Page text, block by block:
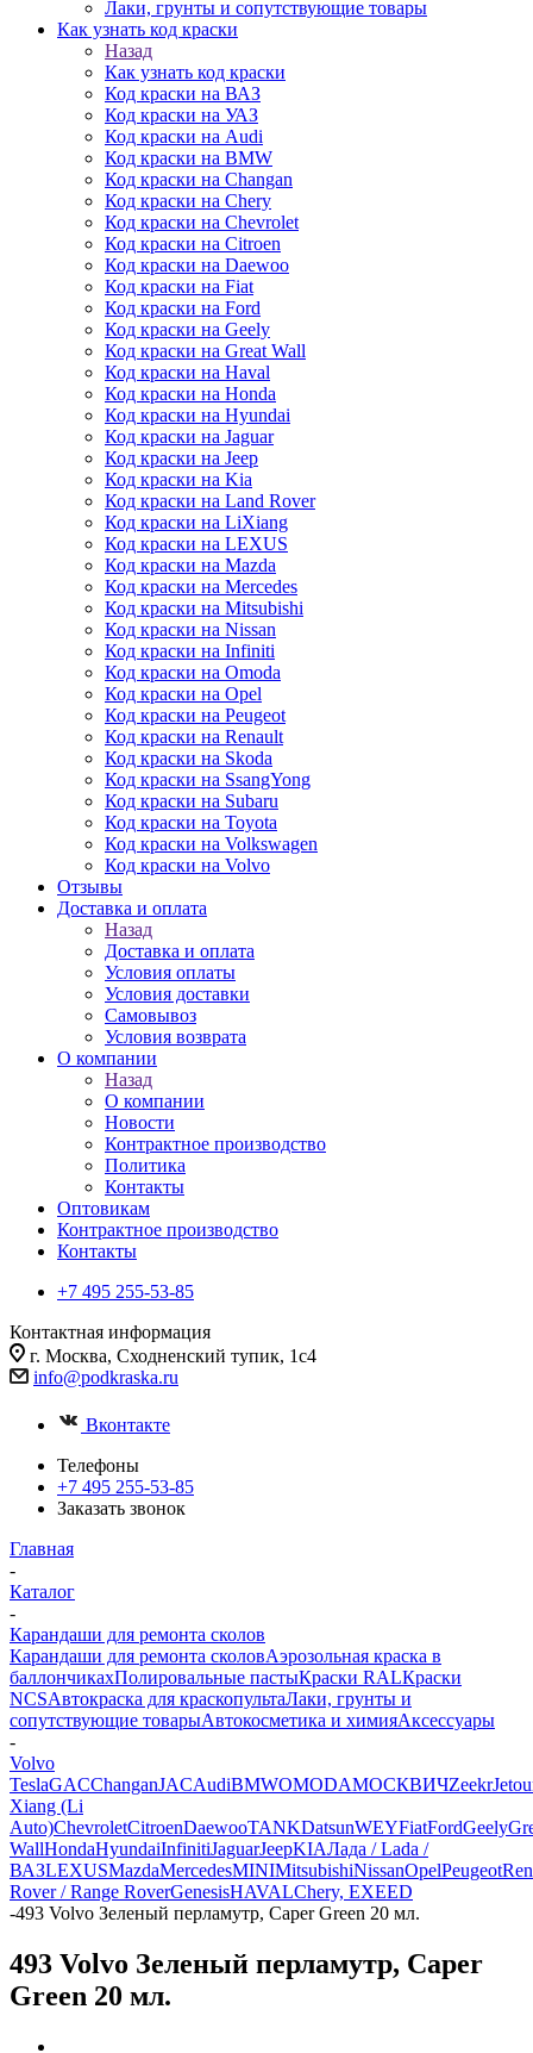
Лаки, грунты и сопутствующие товары
Как узнать код краски
Назад
Как узнать код краски
Код краски на ВАЗ
Код краски на УАЗ
Код краски на Audi
Код краски на BMW
Код краски на Changan
Код краски на Chery
Код краски на Chevrolet
Код краски на Citroen
Код краски на Daewoo
Код краски на Fiat
Код краски на Ford
Код краски на Geely
Код краски на Great Wall
Код краски на Haval
Код краски на Honda
Код краски на Hyundai
Код краски на Jaguar
Код краски на Jeep
Код краски на Kia
Код краски на Land Rover
Код краски на LiXiang
Код краски на LEXUS
Код краски на Mazda
Код краски на Mercedes
Код краски на Mitsubishi
Код краски на Nissan
Код краски на Infiniti
Код краски на Omoda
Код краски на Opel
Код краски на Peugeot
Код краски на Renault
Код краски на Skoda
Код краски на SsangYong
Код краски на Subaru
Код краски на Toyota
Код краски на Volkswagen
Код краски на Volvo
Отзывы
Доставка и оплата
Назад
Доставка и оплата
Условия оплаты
Условия доставки
Самовывоз
Условия возврата
О компании
Назад
О компании
Новости
Контрактное производство
Политика
Контакты
Оптовикам
Контрактное производство
Контакты
+7 495 255-53-85
Контактная информация
г. Москва, Сходненский тупик, 1с4
info@podkraska.ru
Вконтакте
Телефоны
+7 495 255-53-85
Заказать звонок
Главная
-
Каталог
-
Карандаши для ремонта сколов
Карандаши для ремонта сколовАэрозольная краска в
баллончикахПолировальные пастыКраски RALКраски
NCSАвтокраска для краскопультаЛаки, грунты и
сопутствующие товарыАвтокосметика и химияАксессуары
-
Volvo
TeslaGACChanganJACAudiBMWOMODAМОСКВИЧZeekr
Xiang (Li
Auto)ChevroletCitroenDaewooTANKDatsunWEYFiatFordGeely
WallHondaHyundaiInfinitiJaguarJeepKIAЛада / Lada /
ВАЗLEXUSMazdaMercedesMINIMitsubishiNissanOpelPeugeot
Rover / Range RoverGenesisHAVALChery, EXEED
-493 Volvo Зеленый перламутр, Caper Green 20 мл.
493 Volvo Зеленый перламутр, Caper
Green 20 мл.